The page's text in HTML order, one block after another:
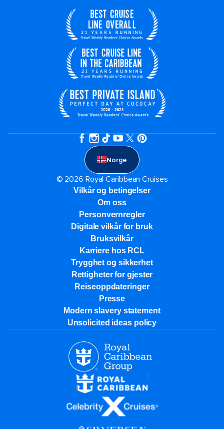
Norge
© 2026 Royal Caribbean Cruises
Vilkår og betingelser
Om oss
Personvernregler
Digitale vilkår for bruk
Bruksvilkår
Karriere hos RCL
Trygghet og sikkerhet​
Rettigheter for gjester
Reiseoppdateringer
Presse
Modern slavery statement
Unsolicited ideas policy